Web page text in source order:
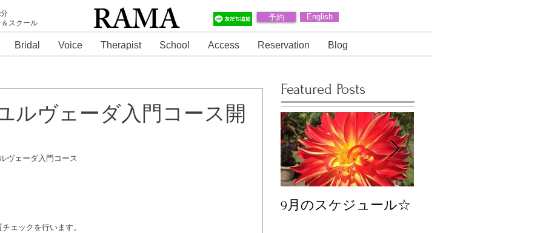
スクール
RAMA 予約 English
Bridal Voice Therapist School Access Reservation Blog
ルヴェーダ入門コース開
ヴェーダ入門コース
ェックを行います。
Featured Posts
9月のスケジュール☆